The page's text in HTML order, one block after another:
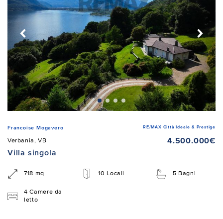
Francoise Mogavero RE/MAX Città Ideale & Prestige
Verbania, VB
4.500.000€
Villa singola
718 mq 10 Locali 5 Bagni
4 Camere da
letto